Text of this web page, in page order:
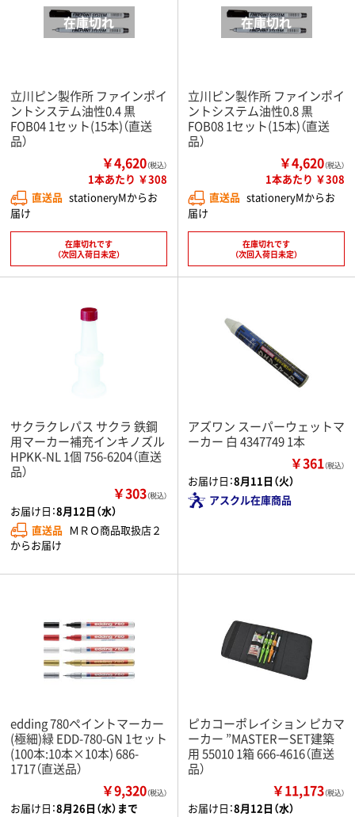
立川ピン製作所 ファインポイ
ントシステム油性0.4 黒
FOB04 1セット(15本)（直送
品）
￥4,620（税込）
1本あたり ￥308
直送品 stationeryMからお
届け
在庫切れです
（次回入荷日未定）
立川ピン製作所 ファインポイ
ントシステム油性0.8 黒
FOB08 1セット(15本)（直送
品）
￥4,620（税込）
1本あたり ￥308
直送品 stationeryMからお
届け
在庫切れです
（次回入荷日未定）
サクラクレパス サクラ 鉄鋼
用マーカー補充インキノズル
HPKK-NL 1個 756-6204（直送
品）
￥303（税込）
お届け日：8月12日（水）
直送品 ＭＲＯ商品取扱店２
からお届け
アズワン スーパーウェットマ
ーカー 白 4347749 1本
￥361（税込）
お届け日：8月11日（火）
アスクル在庫商品
edding 780ペイントマーカー
(極細)緑 EDD-780-GN 1セット
(100本:10本×10本) 686-
1717（直送品）
￥9,320（税込）
お届け日：8月26日（水）まで
ピカコーポレイション ピカマ
ーカー ”MASTERーSET建築
用 55010 1箱 666-4616（直送
品）
￥11,173（税込）
お届け日：8月12日（水）